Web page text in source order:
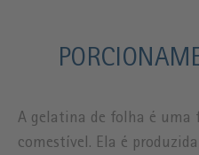
A gelatina de folha é uma
comestível. Ela é